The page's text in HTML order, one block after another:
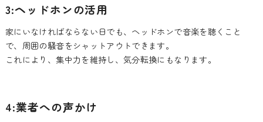
3:ヘッドホンの活用
家にいなければならない日でも、ヘッドホンで音楽を聴くこと
で、周囲の騒音をシャットアウトできます。
これにより、集中力を維持し、気分転換にもなります。
4:業者への声かけ